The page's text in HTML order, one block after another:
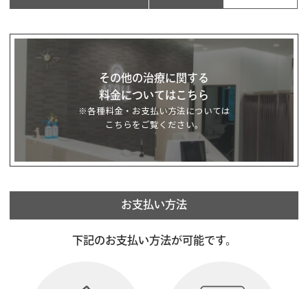
その他の治療に関する
料金についてはこちら
※各種料金・お支払い方法については
こちらをご覧ください。
お支払い方法
下記のお支払い方法が可能です。